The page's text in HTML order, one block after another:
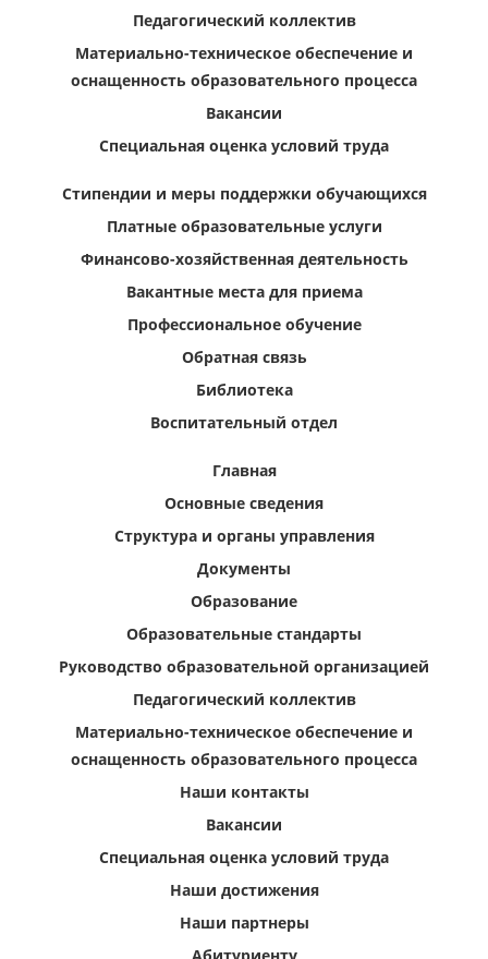
Педагогический коллектив
Материально-техническое обеспечение и
оснащенность образовательного процесса
Вакансии
Специальная оценка условий труда
Стипендии и меры поддержки обучающихся
Платные образовательные услуги
Финансово-хозяйственная деятельность
Вакантные места для приема
Профессиональное обучение
Обратная связь
Библиотека
Воспитательный отдел
Главная
Основные сведения
Структура и органы управления
Документы
Образование
Образовательные стандарты
Руководство образовательной организацией
Педагогический коллектив
Материально-техническое обеспечение и
оснащенность образовательного процесса
Наши контакты
Вакансии
Специальная оценка условий труда
Наши достижения
Наши партнеры